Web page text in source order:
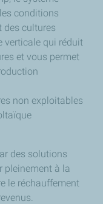
conditions
des cultures
verticale qui réduit
et vous permet
non exploitables
des solutions
pleinement à la
le réchauffement